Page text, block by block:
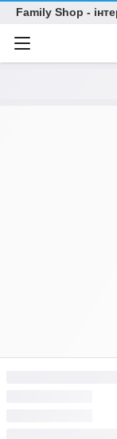
Family Shop -